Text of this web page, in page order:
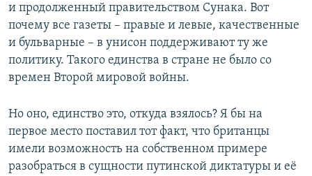
и продолженный правительством Сунака. Вот
почему все газеты – правые и левые, качественные
и бульварные – в унисон поддерживают ту же
политику. Такого единства в стране не было со
времен Второй мировой войны.
Но оно, единство это, откуда взялось? Я бы на
первое место поставил тот факт, что британцы
имели возможность на собственном примере
разобраться в сущности путинской диктатуры и её